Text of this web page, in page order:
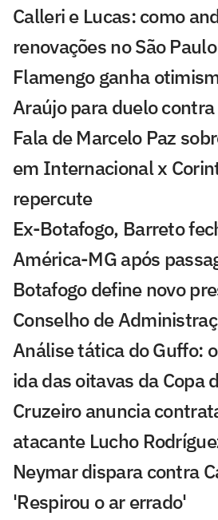
Calleri e Lucas: como
renovações no São Paulo
Flamengo ganha
Araújo para duelo
Fala de Marcelo Paz
em Internacional x
repercute
Ex-Botafogo, Barreto
América-MG após
Botafogo define novo
Conselho de
Análise tática do Guffo:
ida das oitavas da Copa
Cruzeiro anuncia
atacante Lucho
Neymar dispara contra
'Respirou o ar errado'